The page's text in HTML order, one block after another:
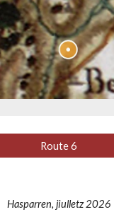
Route 6
Hasparren, jiulletz 2026